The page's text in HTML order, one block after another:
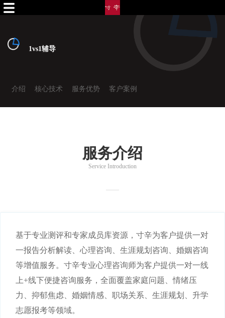
1vs1辅导
介绍 核心技术 服务优势 客户案例
服务介绍
Service Introduction
基于专业测评和专家成员库资源，寸辛为客户提供一对
一报告分析解读、心理咨询、生涯规划咨询、婚姻咨询
等增值服务。寸辛专业心理咨询师为客户提供一对一线
上+线下便捷咨询服务，全面覆盖家庭问题、情绪压
力、抑郁焦虑、婚姻情感、职场关系、生涯规划、升学
志愿报考等领域。